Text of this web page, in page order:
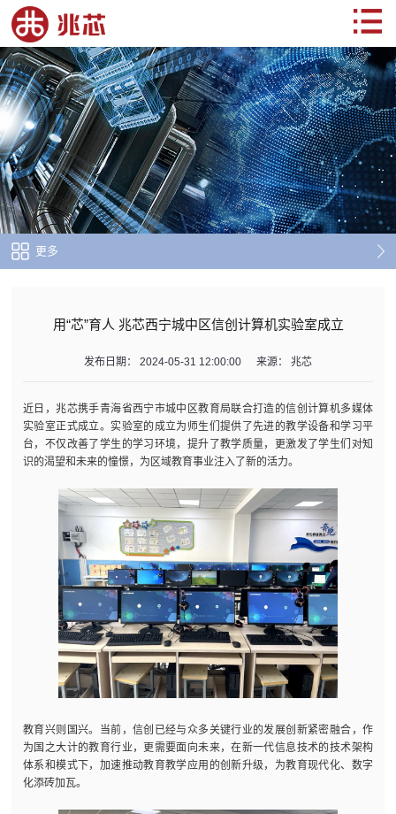
更多
用“芯”育人 兆芯西宁城中区信创计算机实验室成立
发布日期： 2024-05-31 12:00:00 来源： 兆芯
近日，兆芯携手青海省西宁市城中区教育局联合打造的信创计算机多媒体
实验室正式成立。实验室的成立为师生们提供了先进的教学设备和学习平
台，不仅改善了学生的学习环境，提升了教学质量，更激发了学生们对知
识的渴望和未来的憧憬，为区域教育事业注入了新的活力。
教育兴则国兴。当前，信创已经与众多关键行业的发展创新紧密融合，作
为国之大计的教育行业，更需要面向未来，在新一代信息技术的技术架构
体系和模式下，加速推动教育教学应用的创新升级，为教育现代化、数字
化添砖加瓦。